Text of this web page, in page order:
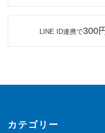
LINE ID連携で300
カテゴリー